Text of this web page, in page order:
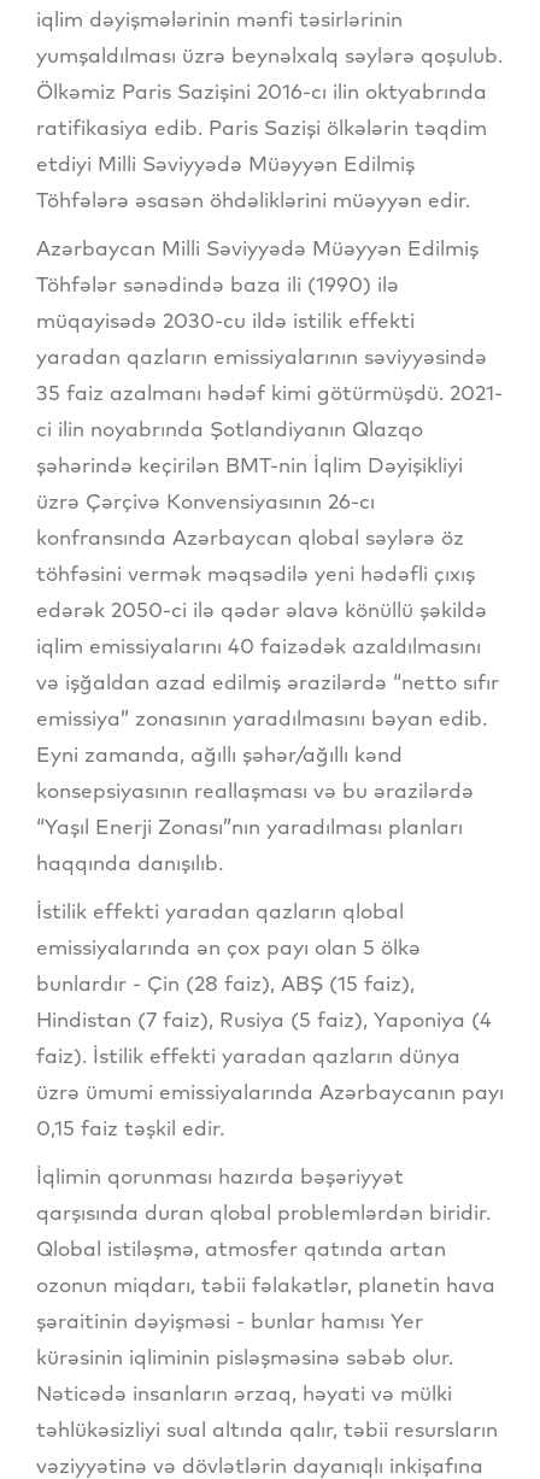
iqlim dəyişmələrinin mənfi təsirlərinin
yumşaldılması üzrə beynəlxalq səylərə qoşulub.
Ölkəmiz Paris Sazişini 2016-cı ilin oktyabrında
ratifikasiya edib. Paris Sazişi ölkələrin təqdim
etdiyi Milli Səviyyədə Müəyyən Edilmiş
Töhfələrə əsasən öhdəliklərini müəyyən edir.
Azərbaycan Milli Səviyyədə Müəyyən Edilmiş
Töhfələr sənədində baza ili (1990) ilə
müqayisədə 2030-cu ildə istilik effekti
yaradan qazların emissiyalarının səviyyəsində
35 faiz azalmanı hədəf kimi götürmüşdü. 2021-
ci ilin noyabrında Şotlandiyanın Qlazqo
şəhərində keçirilən BMT-nin İqlim Dəyişikliyi
üzrə Çərçivə Konvensiyasının 26-cı
konfransında Azərbaycan qlobal səylərə öz
töhfəsini vermək məqsədilə yeni hədəfli çıxış
edərək 2050-ci ilə qədər əlavə könüllü şəkildə
iqlim emissiyalarını 40 faizədək azaldılmasını
və işğaldan azad edilmiş ərazilərdə “netto sıfır
emissiya” zonasının yaradılmasını bəyan edib.
Eyni zamanda, ağıllı şəhər/ağıllı kənd
konsepsiyasının reallaşması və bu ərazilərdə
“Yaşıl Enerji Zonası”nın yaradılması planları
haqqında danışılıb.
İstilik effekti yaradan qazların qlobal
emissiyalarında ən çox payı olan 5 ölkə
bunlardır - Çin (28 faiz), ABŞ (15 faiz),
Hindistan (7 faiz), Rusiya (5 faiz), Yaponiya (4
faiz). İstilik effekti yaradan qazların dünya
üzrə ümumi emissiyalarında Azərbaycanın payı
0,15 faiz təşkil edir.
İqlimin qorunması hazırda bəşəriyyət
qarşısında duran qlobal problemlərdən biridir.
Qlobal istiləşmə, atmosfer qatında artan
ozonun miqdarı, təbii fəlakətlər, planetin hava
şəraitinin dəyişməsi - bunlar hamısı Yer
kürəsinin iqliminin pisləşməsinə səbəb olur.
Nəticədə insanların ərzaq, həyati və mülki
təhlükəsizliyi sual altında qalır, təbii resursların
vəziyyətinə və dövlətlərin dayanıqlı inkişafına